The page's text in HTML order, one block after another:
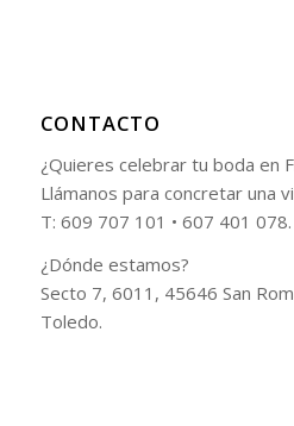
CONTACTO
¿Quieres celebrar tu boda en
Llámanos para concretar una
T: 609 707 101 • 607 401 078.
¿Dónde estamos?
Secto 7, 6011, 45646 San
Toledo.